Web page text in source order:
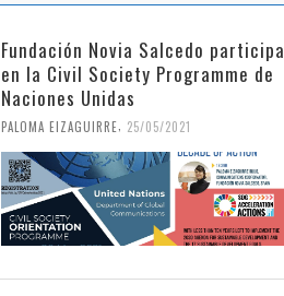
Fundación Novia Salcedo participa
en la Civil Society Programme de
Naciones Unidas
PALOMA EIZAGUIRRE 25/05/2021